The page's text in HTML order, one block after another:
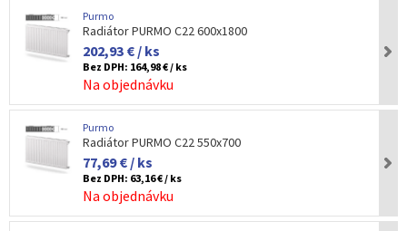
Purmo
Radiátor PURMO C22 600x1800
202,93 € / ks
Bez DPH: 164,98 € / ks
Na objednávku
Purmo
Radiátor PURMO C22 550x700
77,69 € / ks
Bez DPH: 63,16 € / ks
Na objednávku